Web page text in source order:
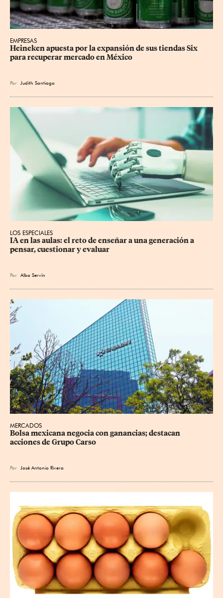
EMPRESAS
Heineken apuesta por la expansión de sus tiendas Six
para recuperar mercado en México
Por Judith Santiago
LOS ESPECIALES
IA en las aulas: el reto de enseñar a una generación a
pensar, cuestionar y evaluar
Por Alba Servín
MERCADOS
Bolsa mexicana negocia con ganancias; destacan
acciones de Grupo Carso
Por José Antonio Rivera